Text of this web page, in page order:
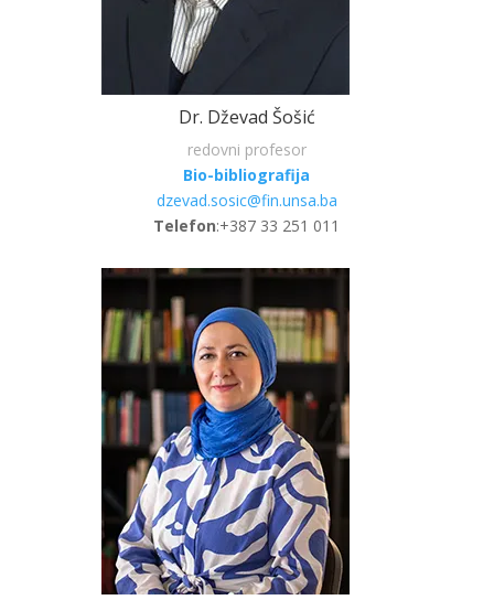
Dr. Dževad Šošić
redovni profesor
Bio-bibliografija
dzevad.sosic@fin.unsa.ba
Telefon:+387 33 251 011